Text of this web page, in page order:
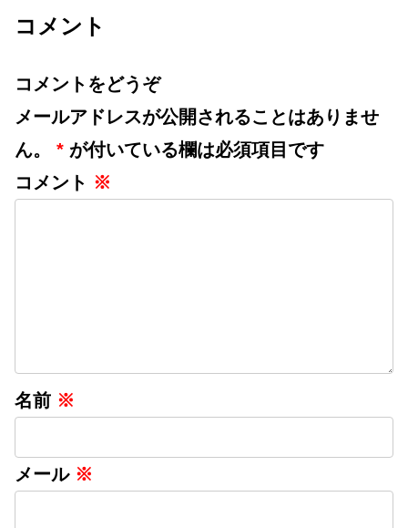
コメント
コメントをどうぞ
メールアドレスが公開されることはありませ
ん。
* が付いている欄は必須項目です
コメント ※
名前 ※
メール ※